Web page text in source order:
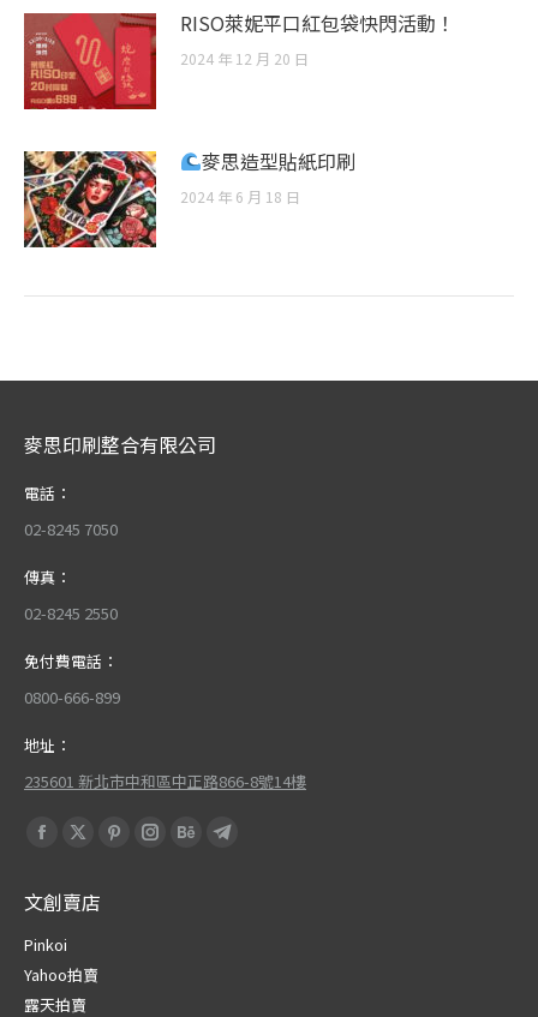
RISO萊妮平口紅包袋快閃活動！
2024 年 12 月 20 日
麥思造型貼紙印刷
2024 年 6 月 18 日
麥思印刷整合有限公司
電話：
02-8245 7050
傳真：
02-8245 2550
免付費電話：
0800-666-899
地址：
235601 新北市中和區中正路866-8號14樓
Find us on:
Facebook
opens
in
new
window
X
opens
new
window
PinterestInstagram
BehanceTelegram
文創賣店
Pinkoi
Yahoo拍賣
露天拍賣